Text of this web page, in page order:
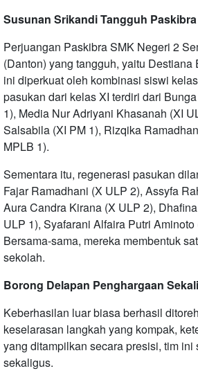
Susunan Srikandi Tangguh
Perjuangan Paskibra SMK Negeri 2
(Danton) yang tangguh, yaitu
ini diperkuat oleh kombinasi siswi
pasukan dari kelas XI terdiri dari
1), Media Nur Adriyani Khasanah (XI
Salsabila (XI PM 1), Rizqika
MPLB 1).
Sementara itu, regenerasi pasukan
Fajar Ramadhani (X ULP 2), Assyfa
Aura Candra Kirana (X ULP 2),
ULP 1), Syafarani Alfaira Putri
Bersama-sama, mereka membentuk
sekolah.
Borong Delapan Penghargaan
Keberhasilan luar biasa berhasil
keselarasan langkah yang kompak,
yang ditampilkan secara presisi, tim
sekaligus.